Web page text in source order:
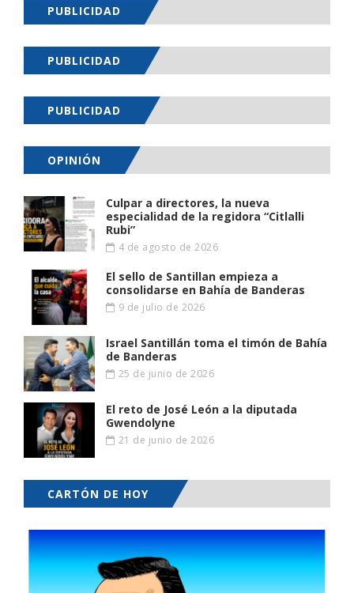
PUBLICIDAD
PUBLICIDAD
PUBLICIDAD
OPINIÓN
Culpar a directores, la nueva
especialidad de la regidora “Citlalli
Rubi”
4 de agosto de 2026
El sello de Santillan empieza a
consolidarse en Bahía de Banderas
9 de julio de 2026
Israel Santillán toma el timón de Bahía
de Banderas
25 de junio de 2026
El reto de José León a la diputada
Gwendolyne
21 de junio de 2026
CARTÓN DE HOY